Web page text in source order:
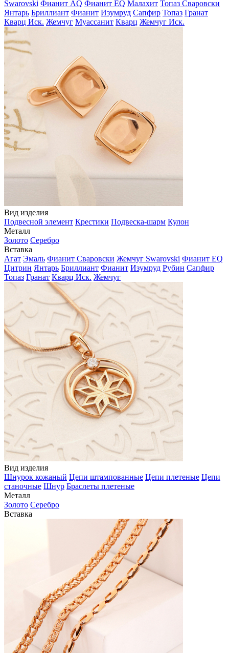
Swarovski Фианит AQ Фианит EQ Малахит Топаз Сваровски
Янтарь Бриллиант Фианит Изумруд Сапфир Топаз Гранат
Кварц Иск. Жемчуг Муассанит Кварц Жемчуг Иск.
Вид изделия
Подвесной элемент Крестики Подвеска-шарм Кулон
Металл
Золото Серебро
Вставка
Агат Эмаль Фианит Сваровски Жемчуг Swarovski Фианит EQ
Цитрин Янтарь Бриллиант Фианит Изумруд Рубин Сапфир
Топаз Гранат Кварц Иск. Жемчуг
Вид изделия
Шнурок кожаный Цепи штампованные Цепи плетеные Цепи
станочные Шнур Браслеты плетеные
Металл
Золото Серебро
Вставка